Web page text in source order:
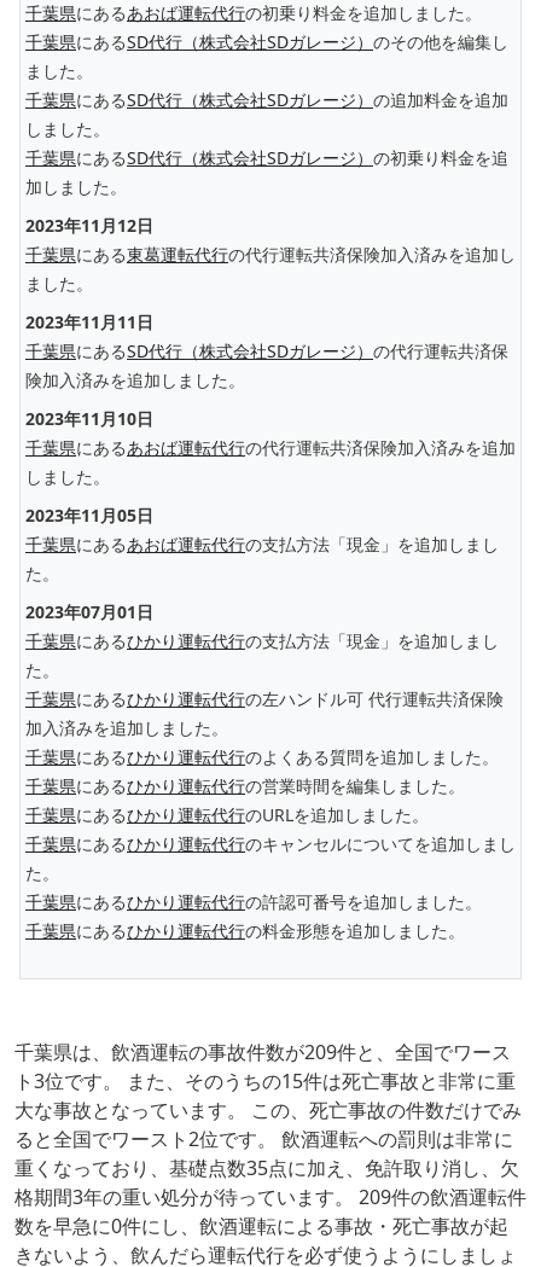
千葉県にあるあおば運転代行の初乗り料金を追加しました。
千葉県にあるSD代行（株式会社SDガレージ） のその他を編集し
ました。
千葉県にあるSD代行（株式会社SDガレージ） の追加料金を追加
しました。
千葉県にあるSD代行（株式会社SDガレージ） の初乗り料金を追
加しました。
2023年11月12日
千葉県にある東葛運転代行の代行運転共済保険加入済みを追加し
ました。
2023年11月11日
千葉県にあるSD代行（株式会社SDガレージ） の代行運転共済保
険加入済みを追加しました。
2023年11月10日
千葉県にあるあおば運転代行の代行運転共済保険加入済みを追加
しました。
2023年11月05日
千葉県にあるあおば運転代行の支払方法「現金」を追加しまし
た。
2023年07月01日
千葉県にあるひかり運転代行の支払方法「現金」を追加しまし
た。
千葉県にあるひかり運転代行の左ハンドル可 代行運転共済保険
加入済みを追加しました。
千葉県にあるひかり運転代行のよくある質問を追加しました。
千葉県にあるひかり運転代行の営業時間を編集しました。
千葉県にあるひかり運転代行のURLを追加しました。
千葉県にあるひかり運転代行のキャンセルについてを追加しまし
た。
千葉県にあるひかり運転代行の許認可番号を追加しました。
千葉県にあるひかり運転代行の料金形態を追加しました。
千葉県は、飲酒運転の事故件数が209件と、全国でワース
ト3位です。 また、そのうちの15件は死亡事故と非常に重
大な事故となっています。 この、死亡事故の件数だけでみ
ると全国でワースト2位です。 飲酒運転への罰則は非常に
重くなっており、基礎点数35点に加え、免許取り消し、欠
格期間3年の重い処分が待っています。 209件の飲酒運転件
数を早急に0件にし、飲酒運転による事故・死亡事故が起
きないよう、飲んだら運転代行を必ず使うようにしましょ